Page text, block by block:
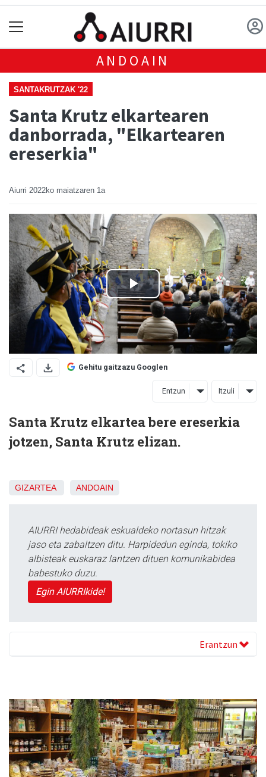
ANDOAIN
SANTAKRUTZAK '22
Santa Krutz elkartearen
danborrada, "Elkartearen
ereserkia"
Aiurri 2022ko maiatzaren 1a
Gehitu gaitzazu Googlen
Entzun Itzuli
Santa Krutz elkartea bere ereserkia
jotzen, Santa Krutz elizan.
GIZARTEA ANDOAIN
AIURRI hedabideak eskualdeko nortasun hitzak
jaso eta zabaltzen ditu. Harpidedun eginda, tokiko
albisteak euskaraz lantzen dituen komunikabidea
babestuko duzu.
Egin AIURRIkide!
Erantzun